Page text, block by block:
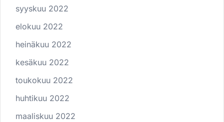
syyskuu 2022
elokuu 2022
heinäkuu 2022
kesäkuu 2022
toukokuu 2022
huhtikuu 2022
maaliskuu 2022